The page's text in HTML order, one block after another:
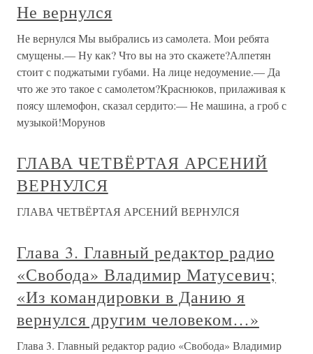
Не вернулся
Не вернулся Мы выбрались из самолета. Мои ребята
смущены.— Ну как? Что вы на это скажете?Алпетян
стоит с поджатыми губами. На лице недоумение.— Да
что же это такое с самолетом?Краснюков, прилаживая к
поясу шлемофон, сказал сердито:— Не машина, а гроб с
музыкой!Морунов
ГЛАВА ЧЕТВЁРТАЯ АРСЕНИЙ
ВЕРНУЛСЯ
ГЛАВА ЧЕТВЁРТАЯ АРСЕНИЙ ВЕРНУЛСЯ
Глава 3. Главный редактор радио
«Свобода» Владимир Матусевич;
«Из командировки в Данию я
вернулся другим человеком…»
Глава 3. Главный редактор радио «Свобода» Владимир